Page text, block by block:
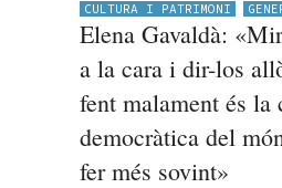
CULTURA I PATRIMONI
Elena Gavaldà:
a la cara i dir-los
fent malament és la
democràtica del
fer més sovint»